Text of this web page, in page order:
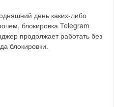
день каких-либо
блокировка Telegram
продолжает работать без
блокировки.